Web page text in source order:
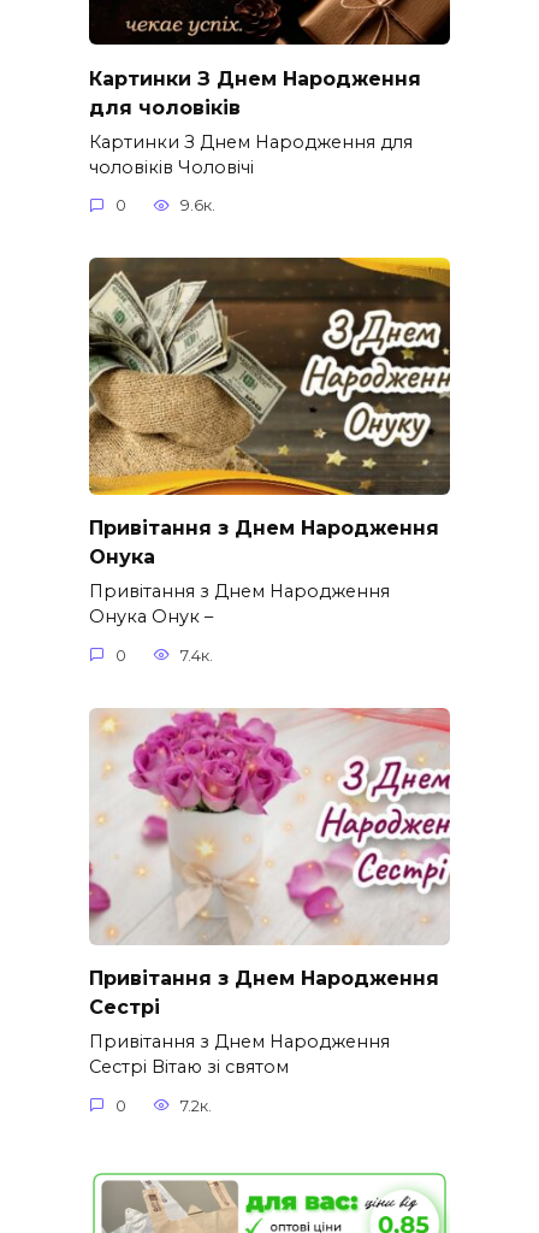
Картинки З Днем Народження
для чоловіків​
Картинки З Днем Народження для
чоловіків​ Чоловічі
0 9.6к.
Привітання з Днем Народження
Онука
Привітання з Днем Народження
Онука Онук –
0 7.4к.
Привітання з Днем Народження
Сестрі
Привітання з Днем Народження
Сестрі Вітаю зі святом
0 7.2к.